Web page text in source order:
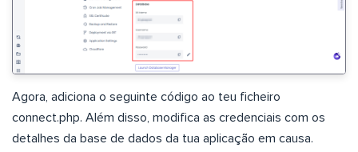
Agora, adiciona o seguinte código ao teu ficheiro
connect.php. Além disso, modifica as credenciais com os
detalhes da base de dados da tua aplicação em causa.